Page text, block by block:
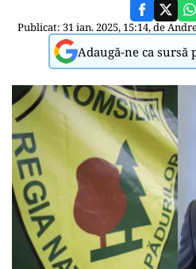
Publicat: 31 ian. 2025, 15:14, de
Adaugă-ne ca sursă